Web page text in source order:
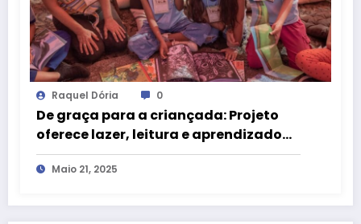
Raquel Dória 0
De graça para a criançada: Projeto
oferece lazer, leitura e aprendizado
sobre preservação do Cerrado
Maio 21, 2025